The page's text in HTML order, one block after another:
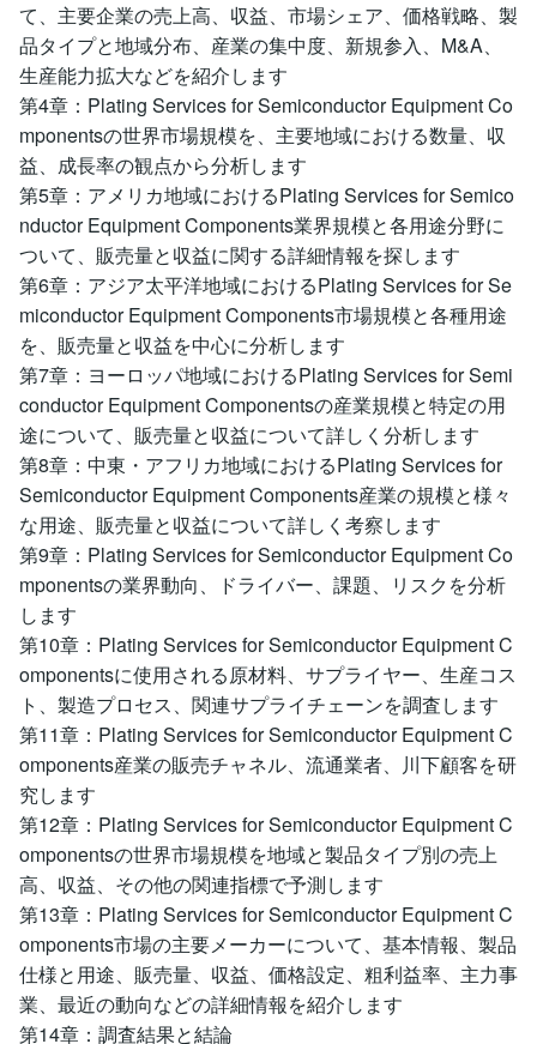
て、主要企業の売上高、収益、市場シェア、価格戦略、製
品タイプと地域分布、産業の集中度、新規参入、M&A、
生産能力拡大などを紹介します
第4章：Plating Services for Semiconductor Equipment Co
mponentsの世界市場規模を、主要地域における数量、収
益、成長率の観点から分析します
第5章：アメリカ地域におけるPlating Services for Semico
nductor Equipment Components業界規模と各用途分野に
ついて、販売量と収益に関する詳細情報を探します
第6章：アジア太平洋地域におけるPlating Services for Se
miconductor Equipment Components市場規模と各種用途
を、販売量と収益を中心に分析します
第7章：ヨーロッパ地域におけるPlating Services for Semi
conductor Equipment Componentsの産業規模と特定の用
途について、販売量と収益について詳しく分析します
第8章：中東・アフリカ地域におけるPlating Services for
Semiconductor Equipment Components産業の規模と様々
な用途、販売量と収益について詳しく考察します
第9章：Plating Services for Semiconductor Equipment Co
mponentsの業界動向、ドライバー、課題、リスクを分析
します
第10章：Plating Services for Semiconductor Equipment C
omponentsに使用される原材料、サプライヤー、生産コス
ト、製造プロセス、関連サプライチェーンを調査します
第11章：Plating Services for Semiconductor Equipment C
omponents産業の販売チャネル、流通業者、川下顧客を研
究します
第12章：Plating Services for Semiconductor Equipment C
omponentsの世界市場規模を地域と製品タイプ別の売上
高、収益、その他の関連指標で予測します
第13章：Plating Services for Semiconductor Equipment C
omponents市場の主要メーカーについて、基本情報、製品
仕様と用途、販売量、収益、価格設定、粗利益率、主力事
業、最近の動向などの詳細情報を紹介します
第14章：調査結果と結論